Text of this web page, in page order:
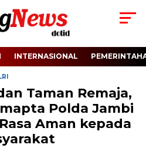
INTERNASIONAL
Taman Remaja,
Polda Jambi
Aman kepada